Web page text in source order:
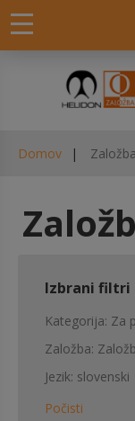
Domov
Izbrani filtri
Kategorija Za
Založba
Jezik slovenski
Počisti